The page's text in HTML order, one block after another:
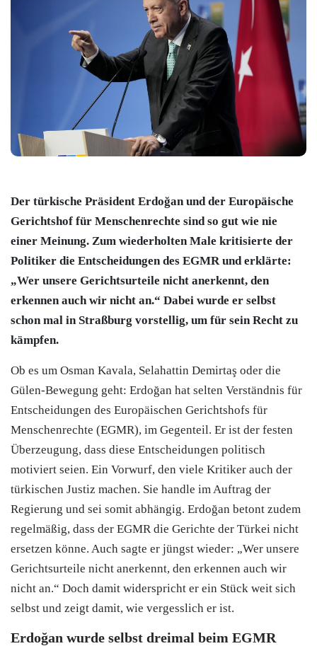
Der türkische Präsident Erdoğan und der Europäische
Gerichtshof für Menschenrechte sind so gut wie nie
einer Meinung. Zum wiederholten Male kritisierte der
Politiker die Entscheidungen des EGMR und erklärte:
„Wer unsere Gerichtsurteile nicht anerkennt, den
erkennen auch wir nicht an.“ Dabei wurde er selbst
schon mal in Straßburg vorstellig, um für sein Recht zu
kämpfen.
Ob es um Osman Kavala, Selahattin Demirtaş oder die
Gülen-Bewegung geht: Erdoğan hat selten Verständnis für
Entscheidungen des Europäischen Gerichtshofs für
Menschenrechte (EGMR), im Gegenteil. Er ist der festen
Überzeugung, dass diese Entscheidungen politisch
motiviert seien. Ein Vorwurf, den viele Kritiker auch der
türkischen Justiz machen. Sie handle im Auftrag der
Regierung und sei somit abhängig. Erdoğan betont zudem
regelmäßig, dass der EGMR die Gerichte der Türkei nicht
ersetzen könne. Auch sagte er jüngst wieder: „Wer unsere
Gerichtsurteile nicht anerkennt, den erkennen auch wir
nicht an.“ Doch damit widerspricht er ein Stück weit sich
selbst und zeigt damit, wie vergesslich er ist.
Erdoğan wurde selbst dreimal beim EGMR